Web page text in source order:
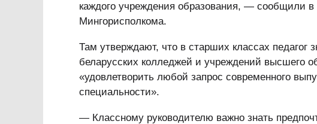
каждого учреждения образования, — сообщили в
Мингорисполкома.
Там утверждают, что в старших классах педагог
беларусских колледжей и учреждений высшего
«удовлетворить любой запрос современного
специальности».
— Классному руководителю важно знать